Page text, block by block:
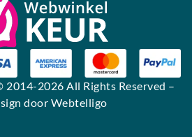
2014-2026 All Rights Reserved –
door Webtelligo